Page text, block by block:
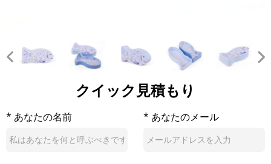
クイック見積もり
* あなたの名前 * あなたのメール